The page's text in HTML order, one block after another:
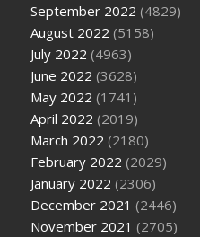
September 2022 (4829)
August 2022 (5158)
July 2022 (4963)
June 2022 (3628)
May 2022 (1741)
April 2022 (2019)
March 2022 (2180)
February 2022 (2029)
January 2022 (2306)
December 2021 (2446)
November 2021 (2705)